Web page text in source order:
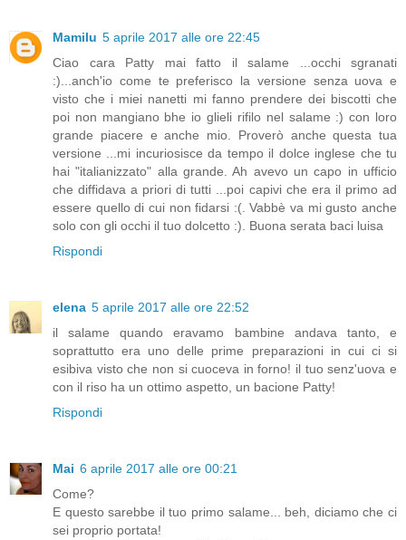
Mamilu 5 aprile 2017 alle ore 22:45
Ciao cara Patty mai fatto il salame ...occhi sgranati
:)...anch'io come te preferisco la versione senza uova e
visto che i miei nanetti mi fanno prendere dei biscotti che
poi non mangiano bhe io glieli rifilo nel salame :) con loro
grande piacere e anche mio. Proverò anche questa tua
versione ...mi incuriosisce da tempo il dolce inglese che tu
hai "italianizzato" alla grande. Ah avevo un capo in ufficio
che diffidava a priori di tutti ...poi capivi che era il primo ad
essere quello di cui non fidarsi :(. Vabbè va mi gusto anche
solo con gli occhi il tuo dolcetto :). Buona serata baci luisa
Rispondi
elena 5 aprile 2017 alle ore 22:52
il salame quando eravamo bambine andava tanto, e
soprattutto era uno delle prime preparazioni in cui ci si
esibiva visto che non si cuoceva in forno! il tuo senz'uova e
con il riso ha un ottimo aspetto, un bacione Patty!
Rispondi
Mai 6 aprile 2017 alle ore 00:21
Come?
E questo sarebbe il tuo primo salame... beh, diciamo che ci
sei proprio portata!